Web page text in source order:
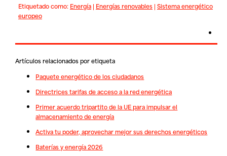
Etiquetado como: Energía| Energías renovables| Sistema energético
europeo
Artículos relacionados por etiqueta
Paquete energético de los ciudadanos
Directrices tarifas de acceso a la red energética
Primer acuerdo tripartito de la UE para impulsar el
almacenamiento de energía
Activa tu poder, aprovechar mejor sus derechos energéticos
Baterías y energía 2026